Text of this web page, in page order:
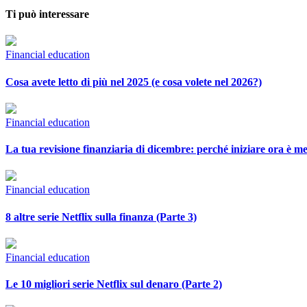
Ti può interessare
Financial education
Cosa avete letto di più nel 2025 (e cosa volete nel 2026?)
Financial education
La tua revisione finanziaria di dicembre: perché iniziare ora è
Financial education
8 altre serie Netflix sulla finanza (Parte 3)
Financial education
Le 10 migliori serie Netflix sul denaro (Parte 2)